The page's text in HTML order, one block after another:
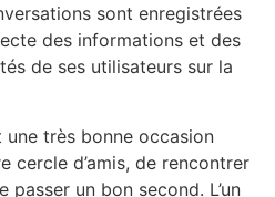
sont enregistrées
des informations et des
de ses utilisateurs sur la
très bonne occasion
cercle d’amis, de rencontrer
un bon second. L’un